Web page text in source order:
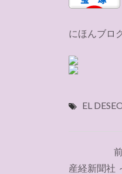
にほんブロ
EL
稿
産経新聞社